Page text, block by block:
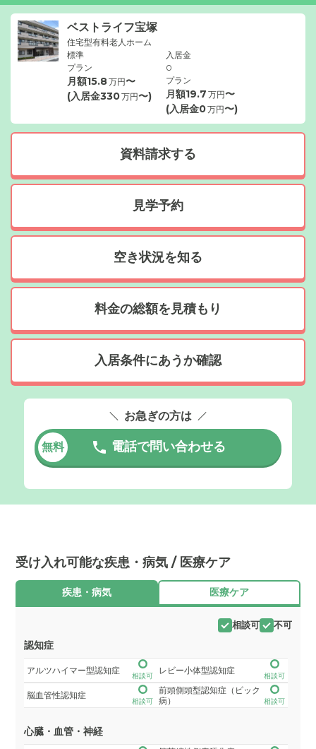
ベストライフ宝塚
住宅型有料老人ホーム
標準
プラン
月額15.8万円〜
(入居金330万円〜)
入居金
0
プラン
月額19.7 万円〜
(入居金0万円〜)
資料請求する
見学予約
空き状況を知る
料金の総額を見積もり
入居条件にあうか確認
お急ぎの方は
無料 電話で問い合わせる
受け入れ可能な疾患・病気 / 医療ケア
疾患・病気 医療ケア
相談可 不可
認知症
アルツハイマー型認知症
相談可
レビー小体型認知症
相談可
脳血管性認知症
相談可
前頭側頭型認知症（ピック
病）
相談可
心臓・血管・神経